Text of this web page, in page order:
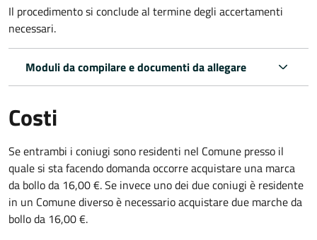
Il procedimento si conclude al termine degli accertamenti
necessari.
Moduli da compilare e documenti da allegare
Costi
Se entrambi i coniugi sono residenti nel Comune presso il
quale si sta facendo domanda occorre acquistare una marca
da bollo da 16,00 €. Se invece uno dei due coniugi è residente
in un Comune diverso è necessario acquistare due marche da
bollo da 16,00 €.